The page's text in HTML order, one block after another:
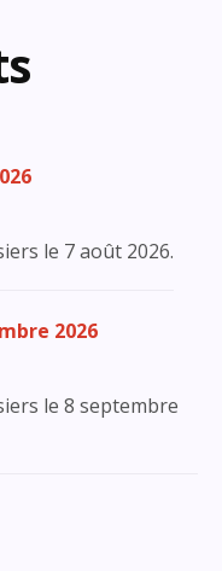
le 7 août 2026.
2026
le 8 septembre